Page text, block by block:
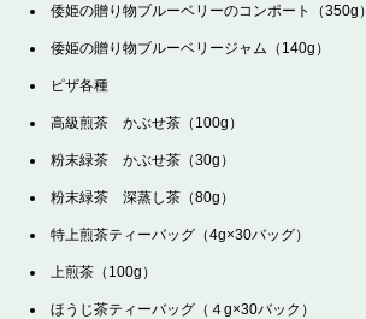
倭姫の贈り物ブルーベリーのコンポート（350g）
倭姫の贈り物ブルーベリージャム（140g）
ピザ各種
高級煎茶 かぶせ茶（100g）
粉末緑茶 かぶせ茶（30g）
粉末緑茶 深蒸し茶（80g）
特上煎茶ティーバッグ（4g×30バッグ）
上煎茶（100g）
ほうじ茶ティーバッグ（４g×30バック）